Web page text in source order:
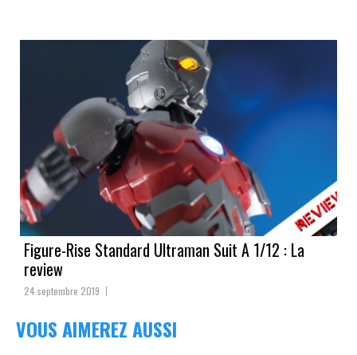
Figure-Rise Standard Ultraman Suit A 1/12 : La
review
24 septembre 2019
VOUS AIMEREZ AUSSI